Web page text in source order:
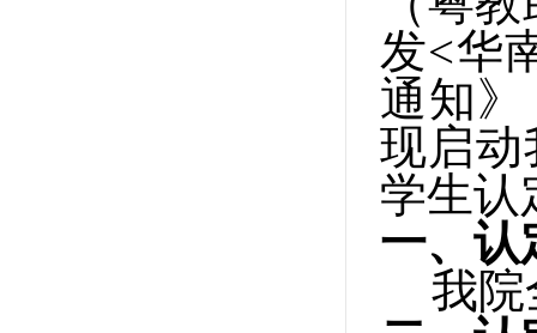
发<华
通知
现启动
学生认
一、认
我院